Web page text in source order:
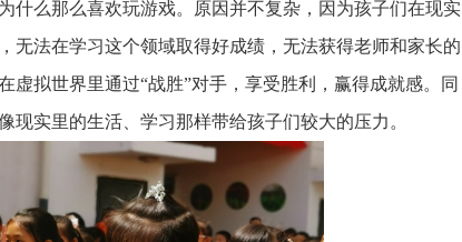
什么那么喜欢玩游戏。原因并不复杂，因为孩子们在现实
无法在学习这个领域取得好成绩，无法获得老师和家长的
拟世界里通过“战胜”对手，享受胜利，赢得成就感。同
实里的生活、学习那样带给孩子们较大的压力。